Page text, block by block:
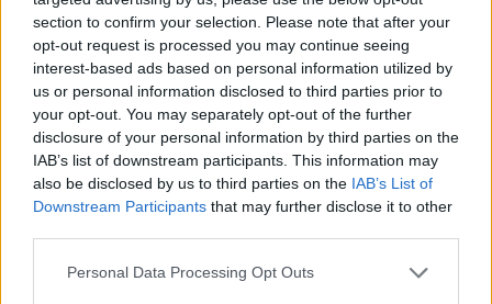
section to confirm your selection. Please note that after your
opt-out request is processed you may continue seeing
interest-based ads based on personal information utilized by
us or personal information disclosed to third parties prior to
your opt-out. You may separately opt-out of the further
disclosure of your personal information by third parties on the
IAB’s list of downstream participants. This information may
also be disclosed by us to third parties on the IAB’s List of
Downstream Participants that may further disclose it to other
Personal Data Processing Opt Outs
évre nyúlnak vissza.
Így mehetsz hónapokra is szabadságra